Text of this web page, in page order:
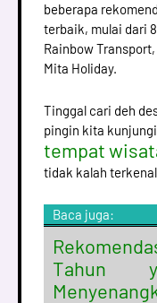
beberapa
terbaik, mulai dari
Rainbow
Mita Holiday.
Tinggal cari deh
pingin kita
tempat
tidak kalah
Baca juga:
Tahun